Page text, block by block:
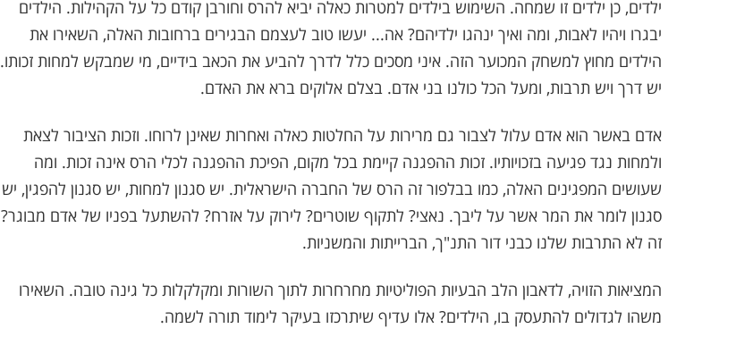
ילדים, כן ילדים זו שמחה. השימוש בילדים למטרות כאלה יביא להרס וחורבן קודם כל על הקהילות. הילדים
יבגרו ויהיו לאבות, ומה ואיך ינהגו ילדיהם? אה... יעשו טוב לעצמם הבגירים ברחובות האלה, השאירו את
הילדים מחוץ למשחק המכוער הזה. איני מסכים כלל לדרך להביע את הכאב בידיים, מי שמבקש למחות זכותו.
יש דרך ויש תרבות, ומעל הכל כולנו בני אדם. בצלם אלוקים ברא את האדם.
אדם באשר הוא אדם עלול לצבור גם מרירות על החלטות כאלה ואחרות שאינן לרוחו. וזכות הציבור לצאת
ולמחות נגד פגיעה בזכויותיו. זכות ההפגנה קיימת בכל מקום, הפיכת ההפגנה לכלי הרס אינה זכות. ומה
שעושים המפגינים האלה, כמו בבלפור זה הרס של החברה הישראלית. יש סגנון למחות, יש סגנון להפגין, יש
סגנון לומר את המר אשר על ליבך. נאצי? לתקוף שוטרים? לירוק על אזרח? להשתעל בפניו של אדם מבוגר?
זה לא התרבות שלנו כבני דור התנ"ך, הברייתות והמשניות.
המציאות הזויה, לדאבון הלב הבעיות הפוליטיות מחרחרות לתוך השורות ומקלקלות כל גינה טובה. השאירו
משהו לגדולים להתעסק בו, הילדים? אלו עדיף שיתרכזו בעיקר לימוד תורה לשמה.